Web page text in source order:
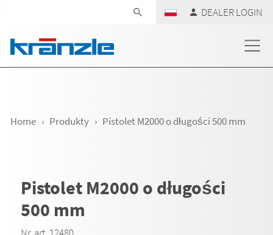
DEALER LOGIN
Home Produkty Pistolet M2000 o długości 500 mm
Pistolet M2000 o długości
500 mm